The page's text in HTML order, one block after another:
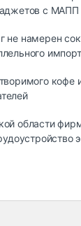
с МАПП
не намерен
кофе
области